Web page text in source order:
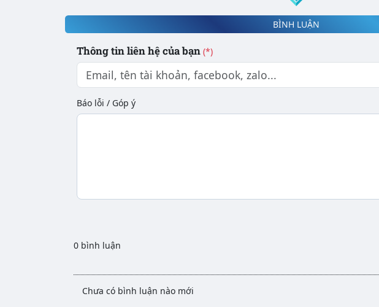
BÌNH LUẬN
Thông tin liên hệ của bạn (*)
Báo lỗi / Góp ý
0 bình luận
Chưa có bình luận nào mới